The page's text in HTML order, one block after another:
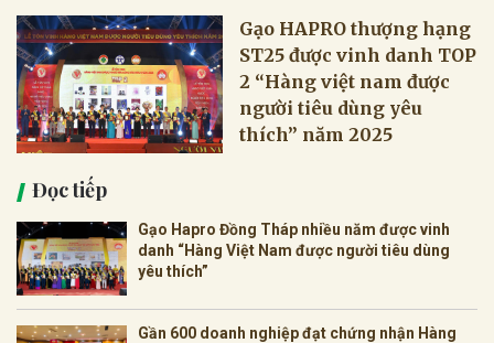
Gạo HAPRO thượng hạng
ST25 được vinh danh TOP
2 “Hàng việt nam được
người tiêu dùng yêu
thích” năm 2025
Đọc tiếp
Gạo Hapro Đồng Tháp nhiều năm được vinh
danh “Hàng Việt Nam được người tiêu dùng
yêu thích”
Gần 600 doanh nghiệp đạt chứng nhận Hàng